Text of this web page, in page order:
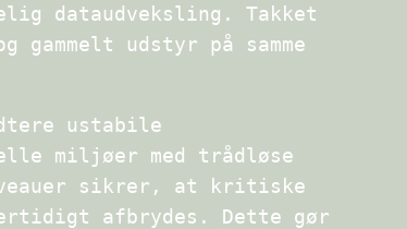
dataudveksling. Takket
gammelt udstyr på samme
ustabile
miljøer med trådløse
sikrer, at kritiske
afbrydes. Dette gør